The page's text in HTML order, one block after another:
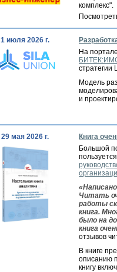
комплекс".
1 июля 2026 г.
На
Модель
и
29 мая 2026 г.
Книга
Большой
Читать
работы
книга.
было на
книга
отзывов
В книге
описанию
книгу